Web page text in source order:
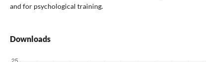
and for psychological training.
Downloads